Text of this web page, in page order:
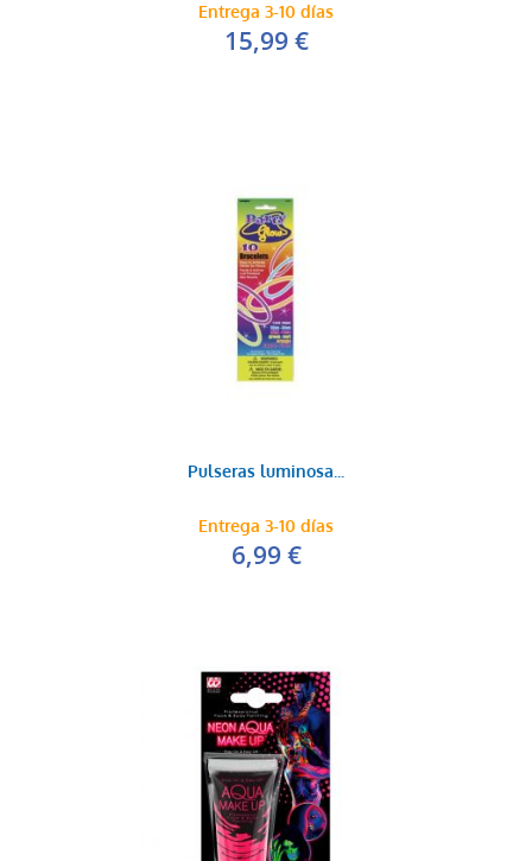
Entrega 3-10 días
15,99 €
Pulseras luminosa...
Entrega 3-10 días
6,99 €